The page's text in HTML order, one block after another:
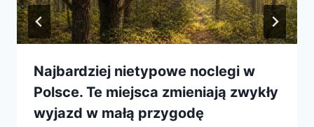
Najbardziej nietypowe noclegi w
Polsce. Te miejsca zmieniają zwykły
wyjazd w małą przygodę